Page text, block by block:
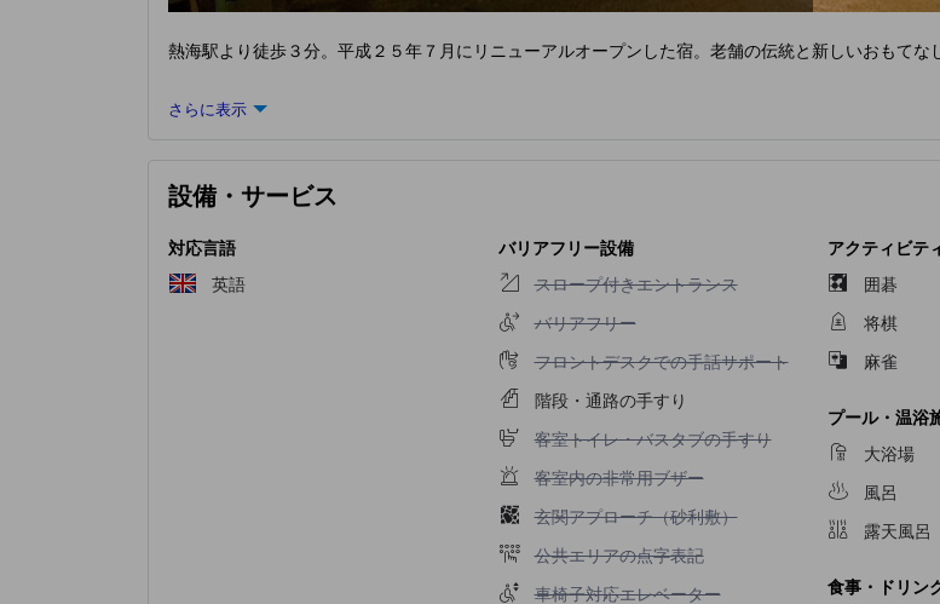
熱海駅より徒歩３分。平成２５年７月にリニューアルオープンした宿。老舗の伝統と新しいおもてな
さらに表示
設備・サービス
対応言語
英語
バリアフリー設備
スロープ付きエントランス不可
スロープ付きエントランス
バリアフリー不可
バリアフリー
フロントデスクでの手話サポート不可
フロントデスクでの手話サポート
階段・通路の手すり
客室トイレ・バスタブの手すり不可
客室トイレ・バスタブの手すり
客室内の非常用ブザー不可
客室内の非常用ブザー
玄関アプローチ（砂利敷）不可
玄関アプローチ（砂利敷）
公共エリアの点字表記不可
公共エリアの点字表記
車椅子対応エレベーター不可
車椅子対応エレベーター
アクティビテ
囲碁
将棋
麻雀
プール・温浴
大浴場
風呂
露天風呂
食事・ドリン